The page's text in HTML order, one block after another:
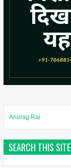
Anurag Rai
SEARCH THIS SITE